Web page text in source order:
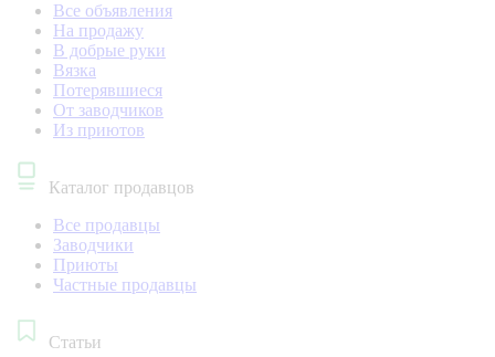
Все объявления
На продажу
В добрые руки
Вязка
Потерявшиеся
От заводчиков
Из приютов
Каталог продавцов
Все продавцы
Заводчики
Приюты
Частные продавцы
Статьи